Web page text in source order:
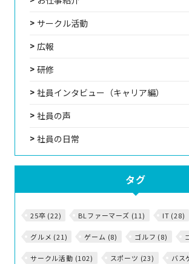
サークル活動
広報
研修
社員インタビュー（キャリア編）
社員の声
社員の日常
タグ
25卒 (22) BLファーマーズ (11) IT (28)
グルメ (21) ゲーム (8) ゴルフ (8)
サークル活動 (102) スポーツ (23) バス